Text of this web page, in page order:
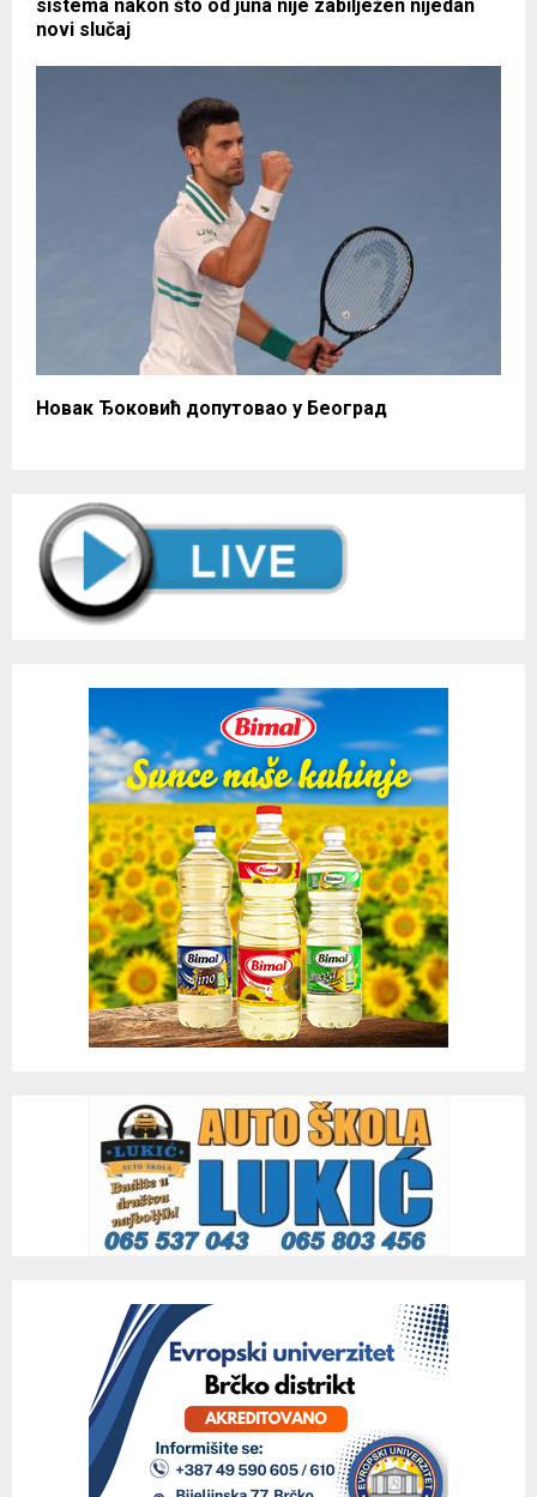
sistema nakon što od juna nije zabilježen nijedan
novi slučaj
Новак Ђоковић допутовао у Београд